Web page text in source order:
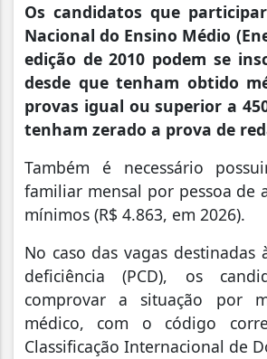
Os candidatos que
Nacional do Ensino Médio
edição de 2010 podem se
desde que tenham obtido
provas igual ou superior a
tenham zerado a prova de
Também é necessário
familiar mensal por pessoa de
mínimos (R$ 4.863, em 2026).
No caso das vagas destinadas
deficiência (PCD), os
comprovar a situação por
médico, com o código
Classificação Internacional de